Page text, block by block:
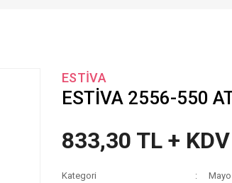
ESTİVA
ESTİVA 2556-550
833,30 TL + KDV
Kategori